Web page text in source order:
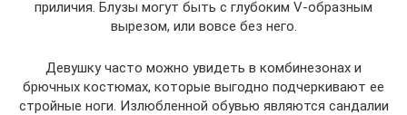
приличия. Блузы могут быть с глубоким V-образным
вырезом, или вовсе без него.
Девушку часто можно увидеть в комбинезонах и
брючных костюмах, которые выгодно подчеркивают ее
стройные ноги. Излюбленной обувью являются сандалии